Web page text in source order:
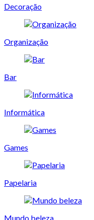
Decoração
Organização
Bar
Informática
Games
Papelaria
Mundo beleza